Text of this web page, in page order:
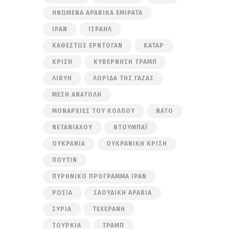
ΗΝΩΜΈΝΑ ΑΡΑΒΙΚΆ ΕΜΙΡΆΤΑ
ΙΡΆΝ ΙΣΡΑΉΛ
ΚΑΘΕΣΤΏΣ ΕΡΝΤΟΓΆΝ ΚΑΤΆΡ
ΚΡΊΣΗ ΚΥΒΈΡΝΗΣΗ ΤΡΑΜΠ
ΛΙΒΎΗ ΛΩΡΊΔΑ ΤΗΣ ΓΆΖΑΣ
ΜΈΣΗ ΑΝΑΤΟΛΉ
ΜΟΝΑΡΧΊΕΣ ΤΟΥ ΚΌΛΠΟΥ ΝΑΤΟ
ΝΕΤΑΝΙΆΧΟΥ ΝΤΟΥΜΠΆΙ
ΟΥΚΡΑΝΊΑ ΟΥΚΡΑΝΙΚΉ ΚΡΊΣΗ
ΠΟΎΤΙΝ
ΠΥΡΗΝΙΚΌ ΠΡΌΓΡΑΜΜΑ ΙΡΆΝ
ΡΩΣΊΑ ΣΑΟΥΔΙΚΉ ΑΡΑΒΊΑ
ΣΥΡΊΑ ΤΕΧΕΡΆΝΗ
ΤΟΥΡΚΊΑ ΤΡΑΜΠ